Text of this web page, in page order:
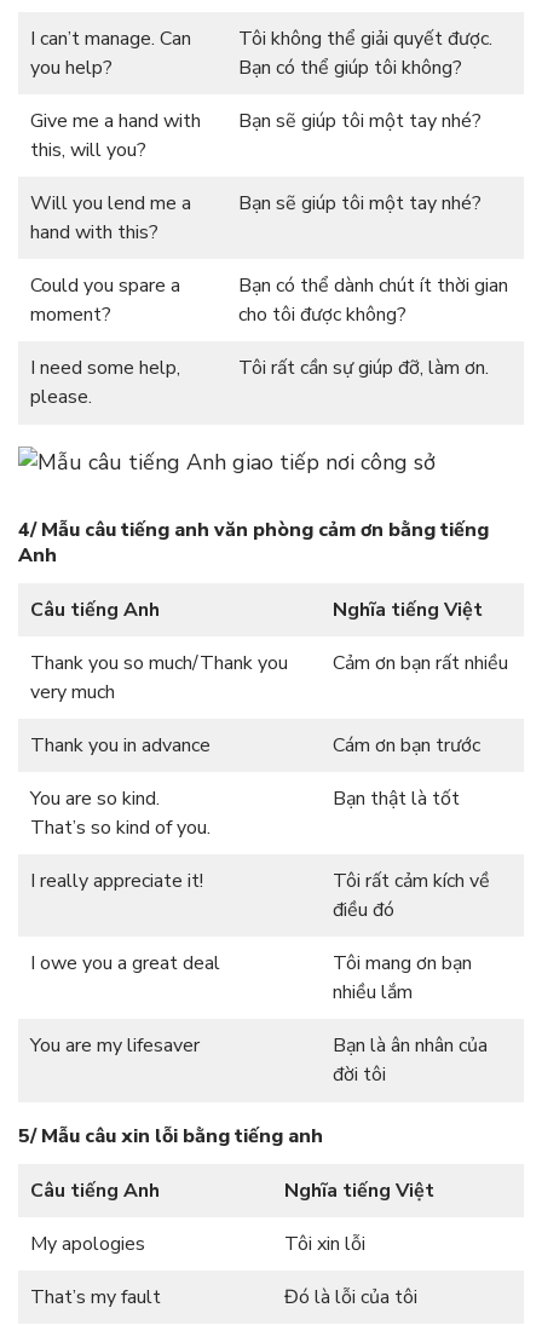
I can’t manage. Can
you help?
Tôi không thể giải quyết được.
Bạn có thể giúp tôi không?
Give me a hand with
this, will you?
Bạn sẽ giúp tôi một tay nhé?
Will you lend me a
hand with this?
Bạn sẽ giúp tôi một tay nhé?
Could you spare a
moment?
Bạn có thể dành chút ít thời gian
cho tôi được không?
I need some help,
please.
Tôi rất cần sự giúp đỡ, làm ơn.
4/ Mẫu câu tiếng anh văn phòng cảm ơn bằng tiếng
Anh
Câu tiếng Anh
Nghĩa tiếng Việt
Thank you so much/Thank you
very much
Cảm ơn bạn rất nhiều
Thank you in advance
Cám ơn bạn trước
You are so kind.
That’s so kind of you.
Bạn thật là tốt
I really appreciate it!
Tôi rất cảm kích về
điều đó
I owe you a great deal
Tôi mang ơn bạn
nhiều lắm
You are my lifesaver
Bạn là ân nhân của
đời tôi
5/ Mẫu câu xin lỗi bằng tiếng anh
Câu tiếng Anh
Nghĩa tiếng Việt
My apologies
Tôi xin lỗi
That’s my fault
Đó là lỗi của tôi